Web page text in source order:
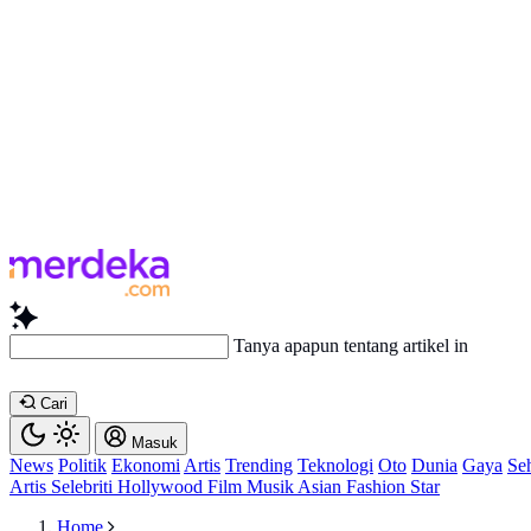
Tanya apapun tentang artikel ini...
Cari
Masuk
News Politik Ekonomi Artis Trending Teknologi Oto Dunia Gaya
Artis Selebriti Hollywood Film Musik Asian Fashion Star
Home